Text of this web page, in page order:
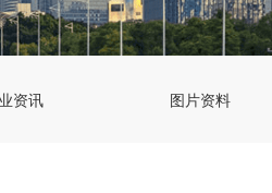
资讯 图片资料